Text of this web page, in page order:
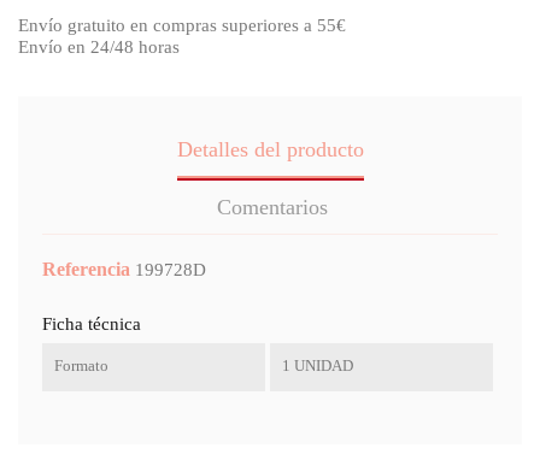
Envío gratuito en compras superiores a 55€
Envío en 24/48 horas
Detalles del producto
Comentarios
Referencia 199728D
Ficha técnica
Formato 1 UNIDAD